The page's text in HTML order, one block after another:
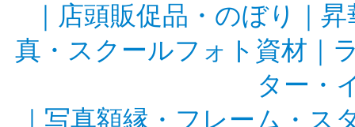
店頭販促品・のぼり
昇
真・スクールフォト資材
ター・
写真額縁・フレーム・ス